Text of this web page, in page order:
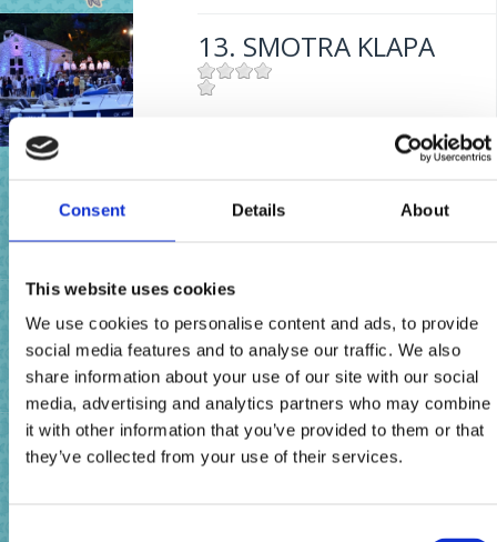
Consent Details About
This website uses cookies
We use cookies to personalise content and ads, to provide
social media features and to analyse our traffic. We also
share information about your use of our site with our social
media, advertising and analytics partners who may combine
it with other information that you’ve provided to them or that
they’ve collected from your use of their services.
13. SMOTRA KLAPA
OILY FISH MONTH
Mjesto:Mjesto: Crikvenica
MESE DEL PESCE
AZZURRO